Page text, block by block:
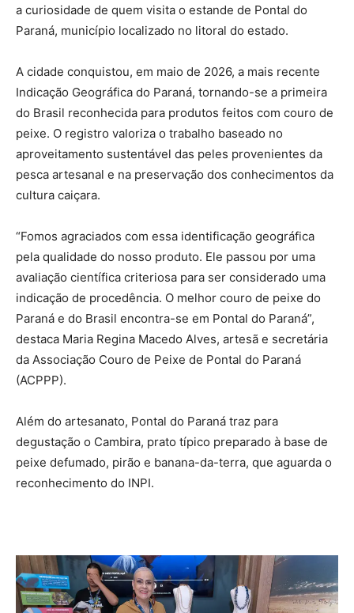
a curiosidade de quem visita o estande de Pontal do
Paraná, município localizado no litoral do estado.
A cidade conquistou, em maio de 2026, a mais recente
Indicação Geográfica do Paraná, tornando-se a primeira
do Brasil reconhecida para produtos feitos com couro de
peixe. O registro valoriza o trabalho baseado no
aproveitamento sustentável das peles provenientes da
pesca artesanal e na preservação dos conhecimentos da
cultura caiçara.
“Fomos agraciados com essa identificação geográfica
pela qualidade do nosso produto. Ele passou por uma
avaliação científica criteriosa para ser considerado uma
indicação de procedência. O melhor couro de peixe do
Paraná e do Brasil encontra-se em Pontal do Paraná”,
destaca Maria Regina Macedo Alves, artesã e secretária
da Associação Couro de Peixe de Pontal do Paraná
(ACPPP).
Além do artesanato, Pontal do Paraná traz para
degustação o Cambira, prato típico preparado à base de
peixe defumado, pirão e banana-da-terra, que aguarda o
reconhecimento do INPI.